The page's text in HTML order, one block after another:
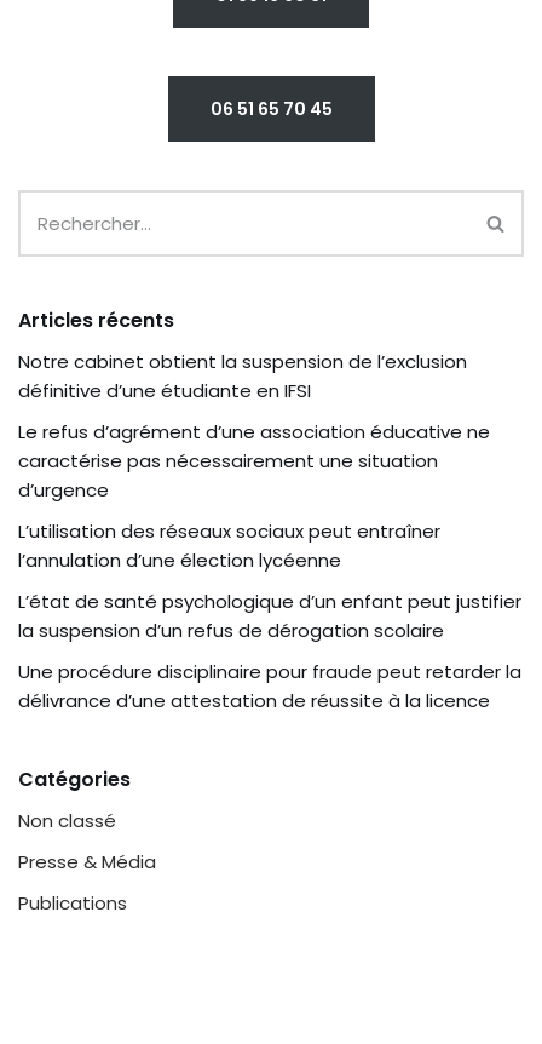
06 51 65 70 45
Articles récents
Notre cabinet obtient la suspension de l’exclusion
définitive d’une étudiante en IFSI
Le refus d’agrément d’une association éducative ne
caractérise pas nécessairement une situation
d’urgence
L’utilisation des réseaux sociaux peut entraîner
l’annulation d’une élection lycéenne
L’état de santé psychologique d’un enfant peut justifier
la suspension d’un refus de dérogation scolaire
Une procédure disciplinaire pour fraude peut retarder la
délivrance d’une attestation de réussite à la licence
Catégories
Non classé
Presse & Média
Publications